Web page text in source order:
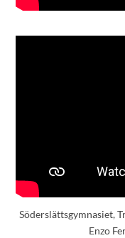
Söderslättsgymnasiet,
Enzo